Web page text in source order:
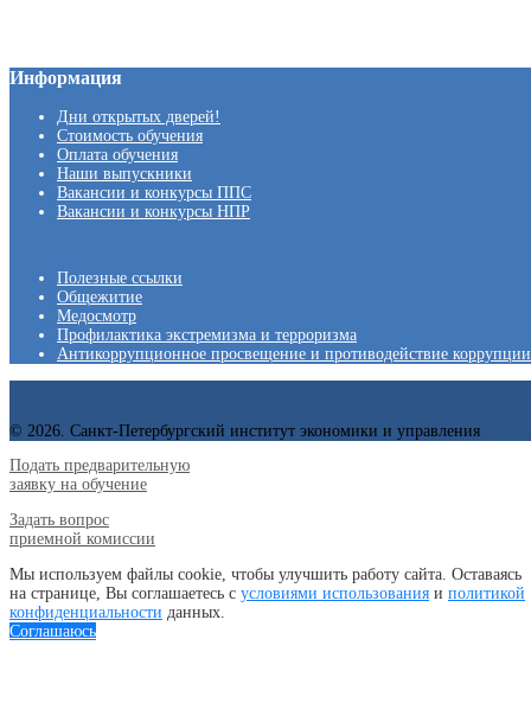
Информация
Дни открытых дверей!
Стоимость обучения
Оплата обучения
Наши выпускники
Вакансии и конкурсы ППС
Вакансии и конкурсы НПР
Полезные ссылки
Общежитие
Медосмотр
Профилактика экстремизма и терроризма
Антикоррупционное просвещение и противодействие коррупции
© 2026. Санкт-Петербургский институт экономики и управления
Подать предварительную
заявку на обучение
Задать вопрос
приемной комиссии
Мы используем файлы cookie, чтобы улучшить работу сайта. Оставаясь
на странице, Вы соглашаетесь с условиями использования и политикой
конфиденциальности данных.
Соглашаюсь